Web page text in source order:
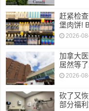
赶紧检
堡肉饼!
2026-
加拿大
居然等了
2026-
砍了又
部分福利